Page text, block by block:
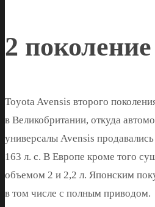
2
Toyota Avensis второго
в Великобритании, откуда
универсалы Avensis
163 л. с. В Европе кроме того
объемом 2 и 2,2 л. Японским
в том числе с полным приводом.